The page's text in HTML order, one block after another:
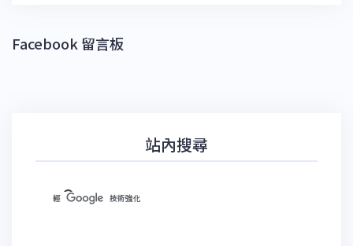
Facebook 留言板
站內搜尋